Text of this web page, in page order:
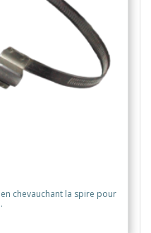
chevauchant la spire pour